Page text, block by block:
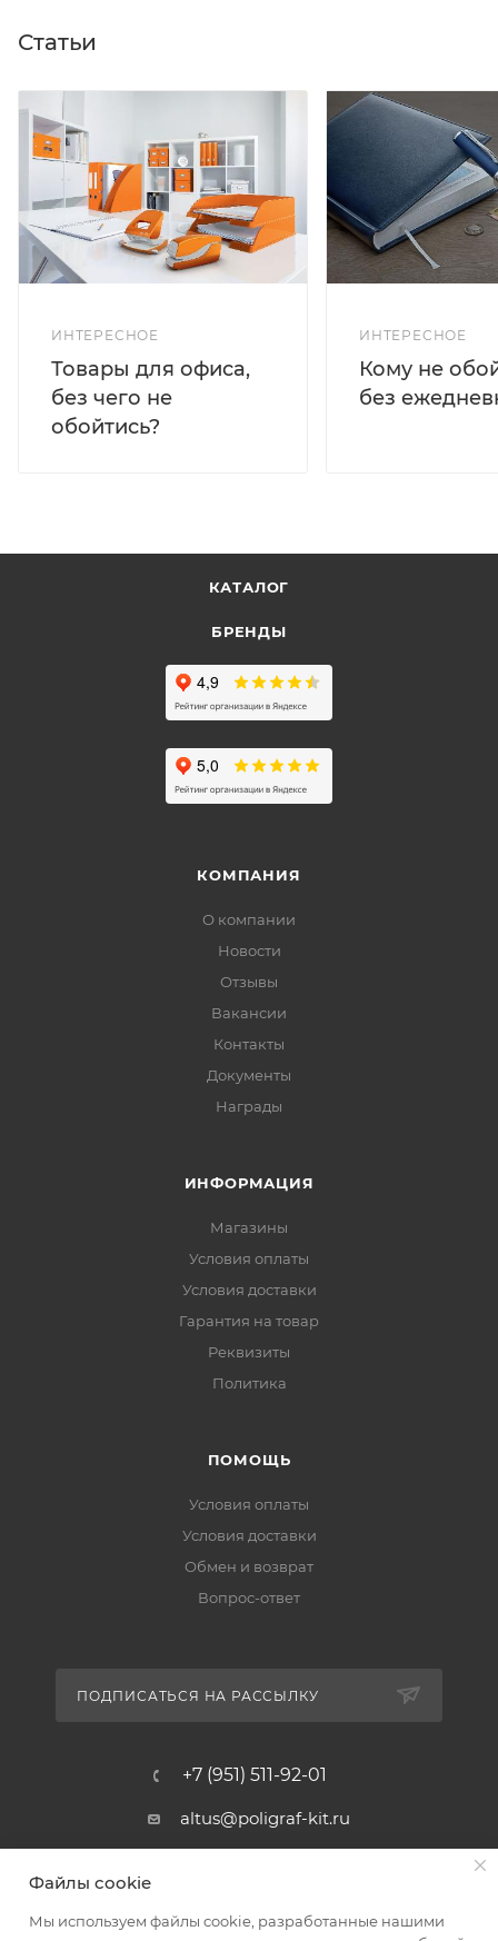
Статьи
ИНТЕРЕСНОЕ
Товары для офиса,
без чего не
обойтись?
ИНТЕРЕСНОЕ
Кому не
без
КАТАЛОГ
БРЕНДЫ
КОМПАНИЯ
О компании
Новости
Отзывы
Вакансии
Контакты
Документы
Награды
ИНФОРМАЦИЯ
Магазины
Условия оплаты
Условия доставки
Гарантия на товар
Реквизиты
Политика
ПОМОЩЬ
Условия оплаты
Условия доставки
Обмен и возврат
Вопрос-ответ
ПОДПИСАТЬСЯ НА РАССЫЛКУ
+7 (951) 511-92-01
altus@poligraf-kit.ru
Ростовская обл, Аксайский р-н,
Кольцо, 3, ТЦ "Альтус" 1 этаж
Файлы cookie
Мы используем файлы cookie, разработанные нашими